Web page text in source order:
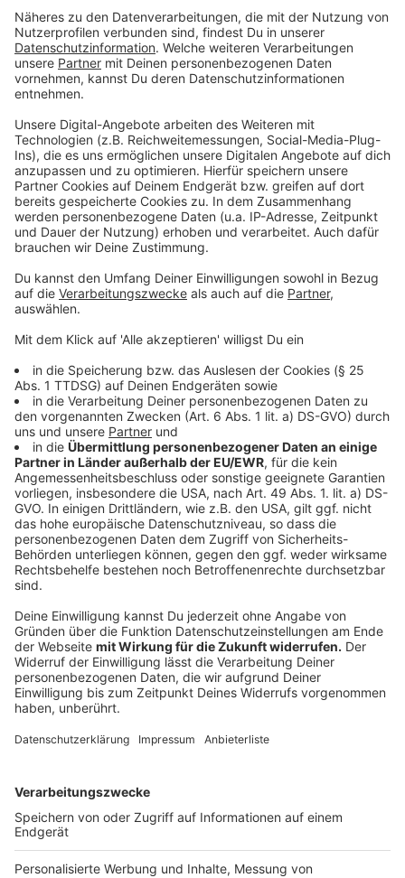
In der zweiten Herbstferienwoche stellen wir dir die
Stadtführungen von Petra Clemens vor. Sie bringt dir
näher, wie das Einkaufsverhalten der Bonner
Wusstest du, dass es damals noch keine
Drogeriemärkte oder Supermärkte gab? Erlebe mit
Petra die Unterschiede und die Herausforderungen
des Einkaufens im frühen 20. Jahrhundert.
Anzeige
Termin und Details
Nächste Touren:
Freitag, 15. November 2024, 14:00 Uhr
Sonntag, 8. Dezember 2024, 12:00 Uhr
Treffpunkt:Altes Rathaus, Marktplatz
Öffentliche Verkehrsanbindung:Linien 16, 18, 63, 66,
Haltepunkt Universität/Markt
Dauer:2 Stunden
Beitrag:14,- € (12,- € ermäßigt) pro Person
Gruppentarif bis 20 Personen:200,- € (160,- €
ermäßigt)
Hier geht es zur Anmeldung!